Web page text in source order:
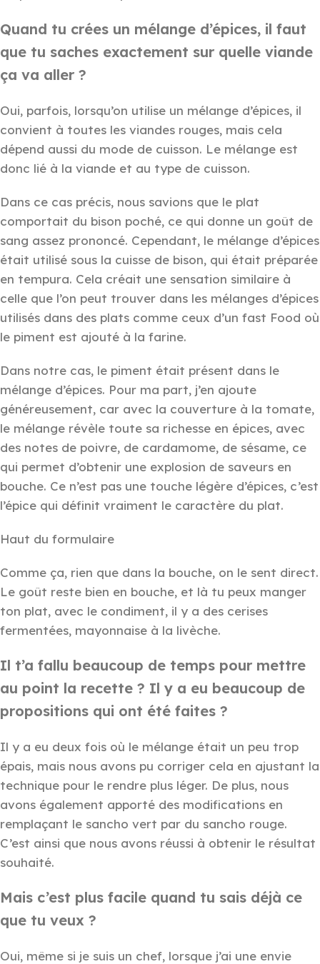
Quand tu crées un mélange d’épices, il faut
que tu saches exactement sur quelle viande
ça va aller ?
Oui, parfois, lorsqu’on utilise un mélange d’épices, il
convient à toutes les viandes rouges, mais cela
dépend aussi du mode de cuisson. Le mélange est
donc lié à la viande et au type de cuisson.
Dans ce cas précis, nous savions que le plat
comportait du bison poché, ce qui donne un goût de
sang assez prononcé. Cependant, le mélange d’épices
était utilisé sous la cuisse de bison, qui était préparée
en tempura. Cela créait une sensation similaire à
celle que l’on peut trouver dans les mélanges d’épices
utilisés dans des plats comme ceux d’un fast Food où
le piment est ajouté à la farine.
Dans notre cas, le piment était présent dans le
mélange d’épices. Pour ma part, j’en ajoute
généreusement, car avec la couverture à la tomate,
le mélange révèle toute sa richesse en épices, avec
des notes de poivre, de cardamome, de sésame, ce
qui permet d’obtenir une explosion de saveurs en
bouche. Ce n’est pas une touche légère d’épices, c’est
l’épice qui définit vraiment le caractère du plat.
Haut du formulaire
Comme ça, rien que dans la bouche, on le sent direct.
Le goût reste bien en bouche, et là tu peux manger
ton plat, avec le condiment, il y a des cerises
fermentées, mayonnaise à la livèche.
Il t’a fallu beaucoup de temps pour mettre
au point la recette ? Il y a eu beaucoup de
propositions qui ont été faites ?
Il y a eu deux fois où le mélange était un peu trop
épais, mais nous avons pu corriger cela en ajustant la
technique pour le rendre plus léger. De plus, nous
avons également apporté des modifications en
remplaçant le sancho vert par du sancho rouge.
C’est ainsi que nous avons réussi à obtenir le résultat
souhaité.
Mais c’est plus facile quand tu sais déjà ce
que tu veux ?
Oui, même si je suis un chef, lorsque j’ai une envie